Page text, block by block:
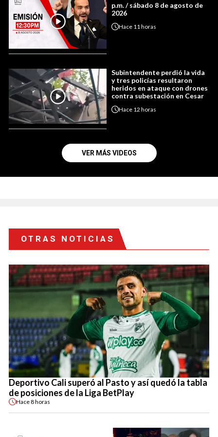
p.m. / sábado 8 de agosto de
2026
Hace 11 horas
Subintendente perdió la vida
y tres policías resultaron
heridos en ataque con drones
contra subestación en Cesar
Hace 12 horas
VER MÁS VIDEOS
OTRAS NOTICIAS
Deportivo Cali superó al Pasto y así quedó la tabla
de posiciones de la Liga BetPlay
Hace8 horas